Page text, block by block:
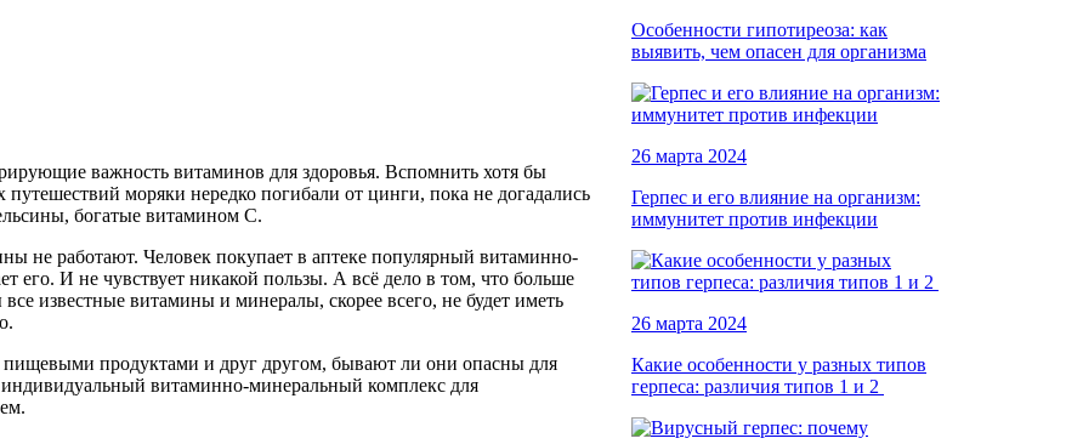
важность витаминов для здоровья. Вспомнить хотя бы
моряки нередко погибали от цинги, пока не догадались
богатые витамином С.
не работают. Человек покупает в аптеке популярный витаминно-
его. И не чувствует никакой пользы. А всё дело в том, что больше
известные витамины и минералы, скорее всего, не будет иметь
пищевыми продуктами и друг другом, бывают ли они опасны для
индивидуальный витаминно-минеральный комплекс для
Особенности гипотиреоза: как
выявить, чем опасен для организма
26 марта 2024
Герпес и его влияние на организм:
иммунитет против инфекции
26 марта 2024
Какие особенности у разных типов
герпеса: различия типов 1 и 2